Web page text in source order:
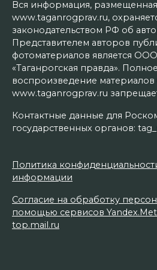
Вся информация,
www.taganrogprav.ru,
законодательством РФ об
Представителем авторов
фотоматериалов является
«Таганрогская правда».
воспроизведение
www.taganrogprav.ru
Контактные данные для
государственных органов:
Политика
информации
Согласие на обработку
помощью сервисов
top.mail.ru